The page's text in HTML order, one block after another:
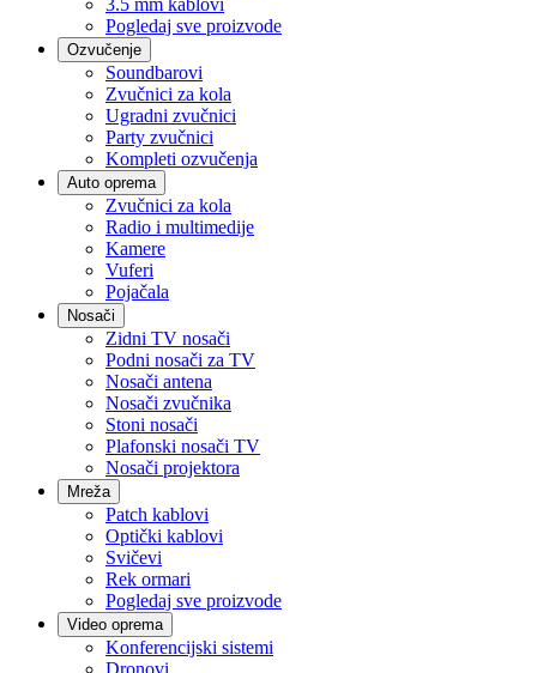
Pogledaj sve proizvode
Ozvučenje
Soundbarovi
Zvučnici za kola
Ugradni zvučnici
Party zvučnici
Kompleti ozvučenja
Auto oprema
Zvučnici za kola
Radio i multimedije
Kamere
Vuferi
Pojačala
Nosači
Zidni TV nosači
Podni nosači za TV
Nosači antena
Nosači zvučnika
Stoni nosači
Plafonski nosači TV
Nosači projektora
Mreža
Patch kablovi
Optički kablovi
Svičevi
Rek ormari
Pogledaj sve proizvode
Video oprema
Konferencijski sistemi
Dronovi